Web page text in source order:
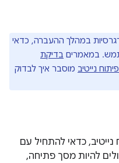
במהלך ההעברה, כדאי
במאמרים בדיקת
נייטיב מוסבר איך לבדוק
כדאי להתחיל עם
להיות מסך פתיחה,